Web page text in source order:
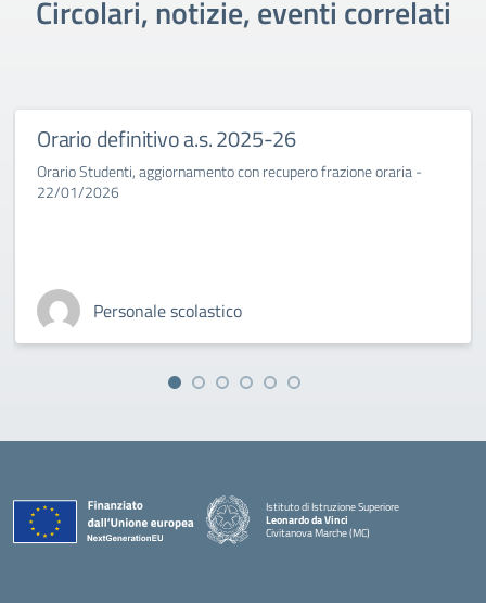
Circolari, notizie, eventi correlati
Orario definitivo a.s. 2025-26
Orario Studenti, aggiornamento con recupero frazione oraria -
22/01/2026
Personale scolastico
Istituto di Istruzione Superiore
Leonardo da Vinci
Civitanova Marche (MC)